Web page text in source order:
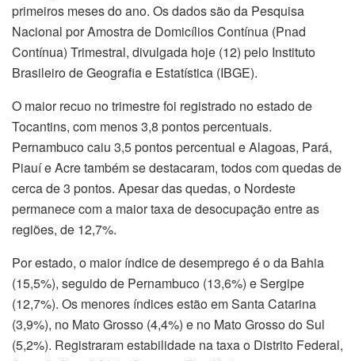
primeiros meses do ano. Os dados são da Pesquisa
Nacional por Amostra de Domicílios Contínua (Pnad
Contínua) Trimestral, divulgada hoje (12) pelo Instituto
Brasileiro de Geografia e Estatística (IBGE).
O maior recuo no trimestre foi registrado no estado de
Tocantins, com menos 3,8 pontos percentuais.
Pernambuco caiu 3,5 pontos percentual e Alagoas, Pará,
Piauí e Acre também se destacaram, todos com quedas de
cerca de 3 pontos. Apesar das quedas, o Nordeste
permanece com a maior taxa de desocupação entre as
regiões, de 12,7%.
Por estado, o maior índice de desemprego é o da Bahia
(15,5%), seguido de Pernambuco (13,6%) e Sergipe
(12,7%). Os menores índices estão em Santa Catarina
(3,9%), no Mato Grosso (4,4%) e no Mato Grosso do Sul
(5,2%). Registraram estabilidade na taxa o Distrito Federal,